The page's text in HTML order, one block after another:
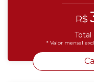
R$
Total
* Valor mensal